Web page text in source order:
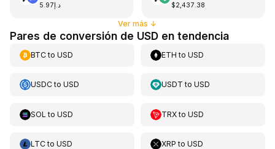
د.إ5.97 $2,437.38
Ver más ↓
Pares de conversión de USD en tendencia
BTCto USD ETH toUSD
USDCto USD USDT toUSD
SOL to USD TRXtoUSD
LTCto USD XRP toUSD